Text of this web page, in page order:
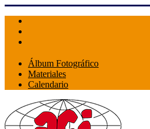
content
Álbum Fotográfico
Materiales
Calendario